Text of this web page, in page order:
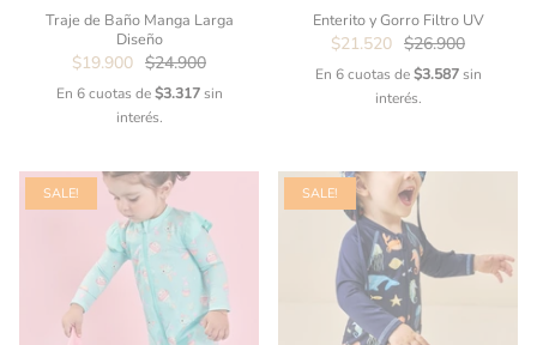
Traje de Baño Manga Larga
Diseño
$19.900 $24.900
En 6 cuotas de$3.317sin
interés.
Enterito y Gorro Filtro UV
$21.520 $26.900
En 6 cuotas de$3.587sin
interés.
SALE! SALE!